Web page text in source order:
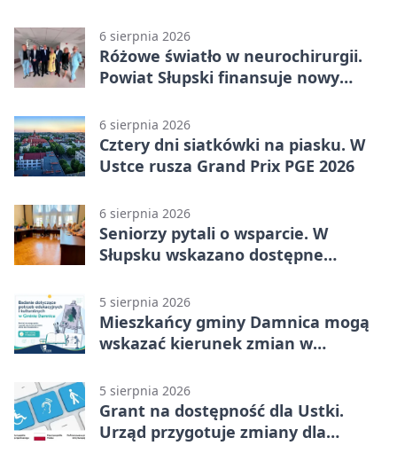
6 sierpnia 2026
Różowe światło w neurochirurgii.
Powiat Słupski finansuje nowy
6 sierpnia 2026
Cztery dni siatkówki na piasku. W
Ustce rusza Grand Prix PGE 2026
6 sierpnia 2026
Seniorzy pytali o wsparcie. W
Słupsku wskazano dostępne
5 sierpnia 2026
Mieszkańcy gminy Damnica mogą
wskazać kierunek zmian w
5 sierpnia 2026
Grant na dostępność dla Ustki.
Urząd przygotuje zmiany dla